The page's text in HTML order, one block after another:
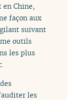
en Chine,
façon aux
suivant
outils
les plus
les